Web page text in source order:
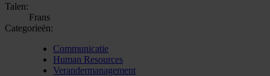
Talen:
Frans
Categorieën:
Communicatie
Human Resources
Verandermanagement